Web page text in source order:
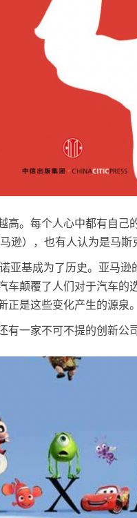
高。每个人心中都有自己
逊），也有人认为是马斯
亚基成为了历史。亚马
车颠覆了人们对于汽车的
是这些变化产生的源泉。
一家不可不提的创新公